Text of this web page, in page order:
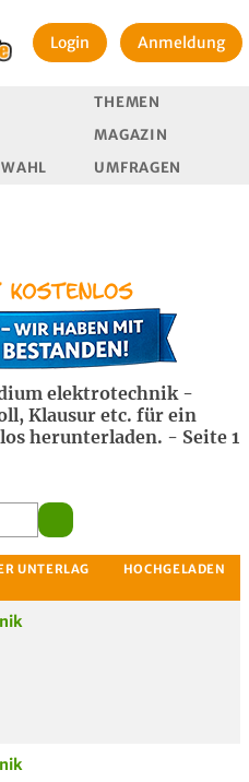
Login Anmeldung
THEMEN
MAGAZIN
UMFRAGEN
elektrotechnik -
Klausur etc. für ein
herunterladen. - Seite 1